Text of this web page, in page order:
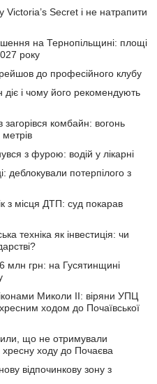
Victoria’s Secret і не натрапити
на Тернопільщині: площі
року
до професійного клубу
діє і чому його рекомендують
комбайн: вогонь
з фурою: водій у лікарні
деблокували потерпілого з
з місця ДТП: суд покарав
техніка як інвестиція: чи
млн грн: на Гусятинщині
Миколи ІІ: віряни УПЦ
ходом до Почаївської
що не отримували
ходу до Почаєва
відпочинкову зону з